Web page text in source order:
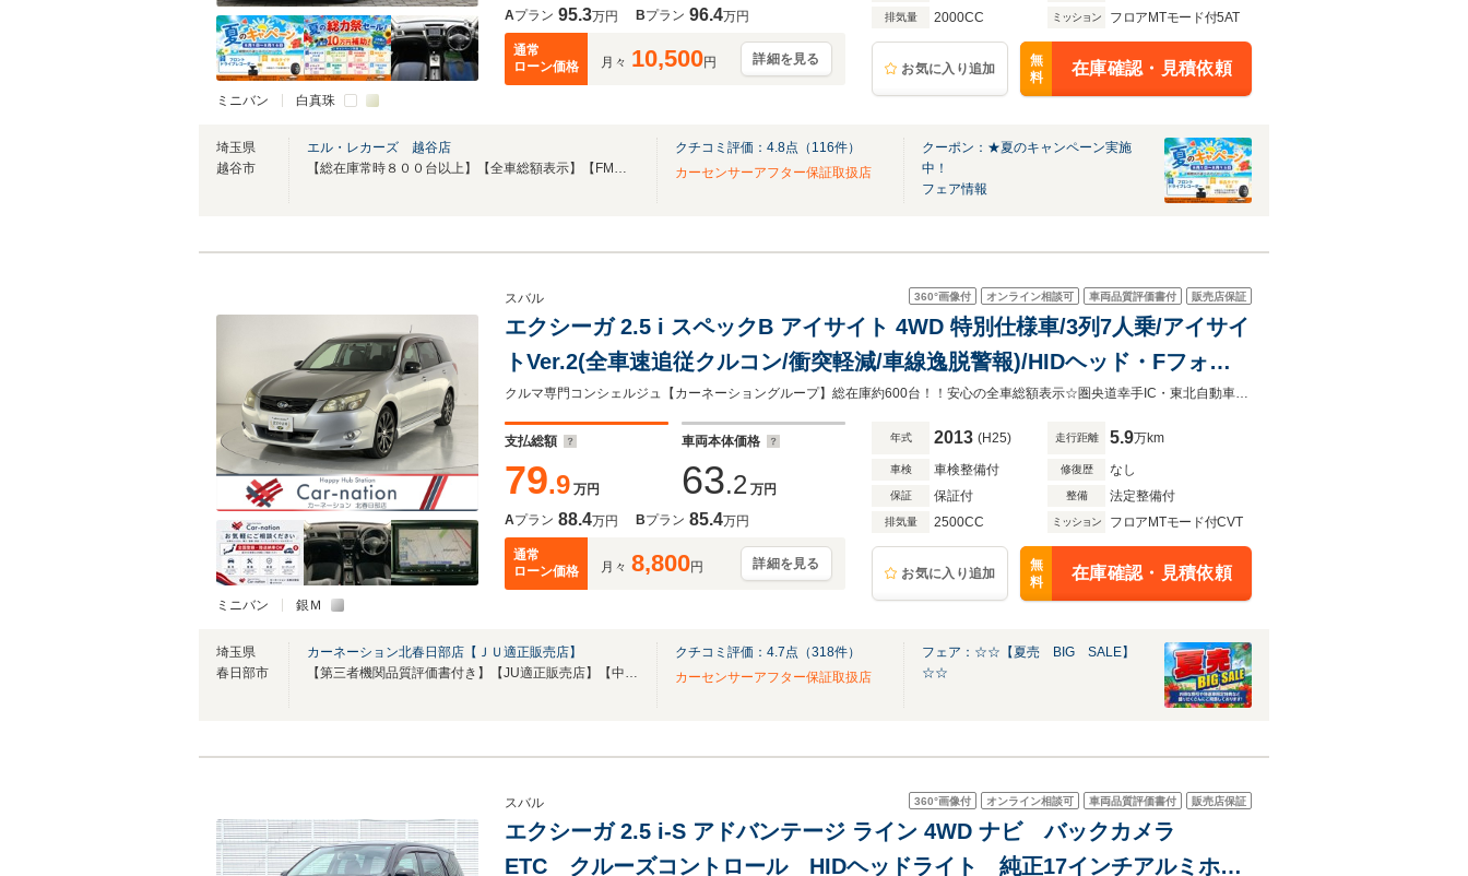
ミニバン 白真珠
Aプラン 95.3万円 Bプラン 96.4万円
通常
ローン価格
月々 10,500円 詳細を見る
排気量 2000CC ミッション フロアMTモード付5AT
お気に入り追加
無
料
在庫確認・見積依頼
埼玉県
越谷市
エル・レカーズ 越谷店
【総在庫常時８００台以上】【全車総額表示】【FMラジオ「Ｎａｃｃｋ５」CM放送中!!】
クチコミ評価： 4.8点（ 116件）
カーセンサーアフター保証取扱店
クーポン：★夏のキャンペーン実施
中！
フェア情報
ミニバン 銀Ｍ
360°画像付 オンライン相談可 車両品質評価書付 販売店保証
スバル
エクシーガ 2.5 i スペックB アイサイト 4WD 特別仕様車/3列7人乗/アイサイ
トVer.2(全車速追従クルコン/衝突軽減/車線逸脱警報)/HIDヘッド・Fフォ
グ/BILSTEIN製ダンパー/アルカンターラ・革コンビシート/Pシー
ト/carrozzeria製ナビ/ワンセグ/Bカメラ
クルマ専門コンシェルジュ【カーネーショングループ】総在庫約600台！！安心の全車総額表示☆圏央道幸手IC・東北自動車道岩槻ICから約30分とアクセス良好【直通電話048-753-6633】
支払総額
79.9 万円
車両本体価格
63.2 万円
Aプラン 88.4万円 Bプラン 85.4万円
通常
ローン価格
月々 8,800円 詳細を見る
年式 2013 (H25) 走行距離 5.9万km
車検 車検整備付 修復歴 なし
保証 保証付 整備 法定整備付
排気量 2500CC ミッション フロアMTモード付CVT
お気に入り追加
無
料
在庫確認・見積依頼
埼玉県
春日部市
カーネーション北春日部店【ＪＵ適正販売店】
【第三者機関品質評価書付き】【JU適正販売店】【中古自動車販売士資格者常駐】
クチコミ評価： 4.7点（318件）
カーセンサーアフター保証取扱店
フェア：☆☆【夏売 BIG SALE】
☆☆
360°画像付 オンライン相談可 車両品質評価書付 販売店保証
スバル
エクシーガ 2.5 i-S アドバンテージ ライン 4WD ナビ バックカメラ
ETC クルーズコントロール HIDヘッドライト 純正17インチアルミホイ